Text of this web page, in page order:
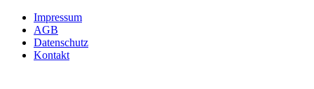
Impressum
AGB
Datenschutz
Kontakt